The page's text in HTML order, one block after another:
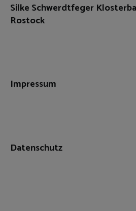
Silke Schwerdtfeger
Rostock
Impressum
Datenschutz